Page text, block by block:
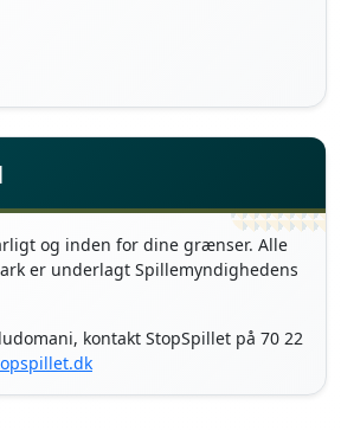
og inden for dine grænser. Alle
er underlagt Spillemyndighedens
kontakt StopSpillet på 70 22